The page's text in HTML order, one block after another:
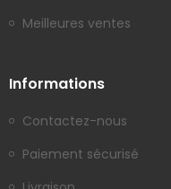
Meilleures ventes
Informations
Contactez-nous
Paiement sécurisé